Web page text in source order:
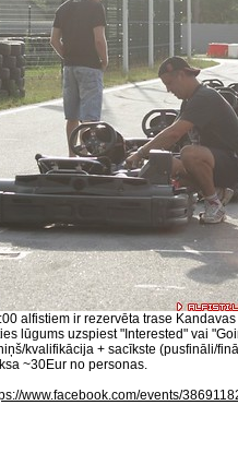
alfistiem ir rezervēta trase
lūgums uzspiest "Interested" vai
kvalifikācija + sacīkste (pusfināli/
~30Eur no personas.
www.facebook.com/events/